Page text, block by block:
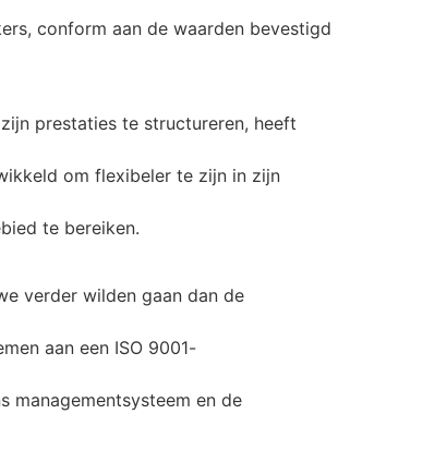
conform aan de waarden bevestigd
prestaties te structureren, heeft
om flexibeler te zijn in zijn
te bereiken.
verder wilden gaan dan de
aan een ISO 9001-
managementsysteem en de